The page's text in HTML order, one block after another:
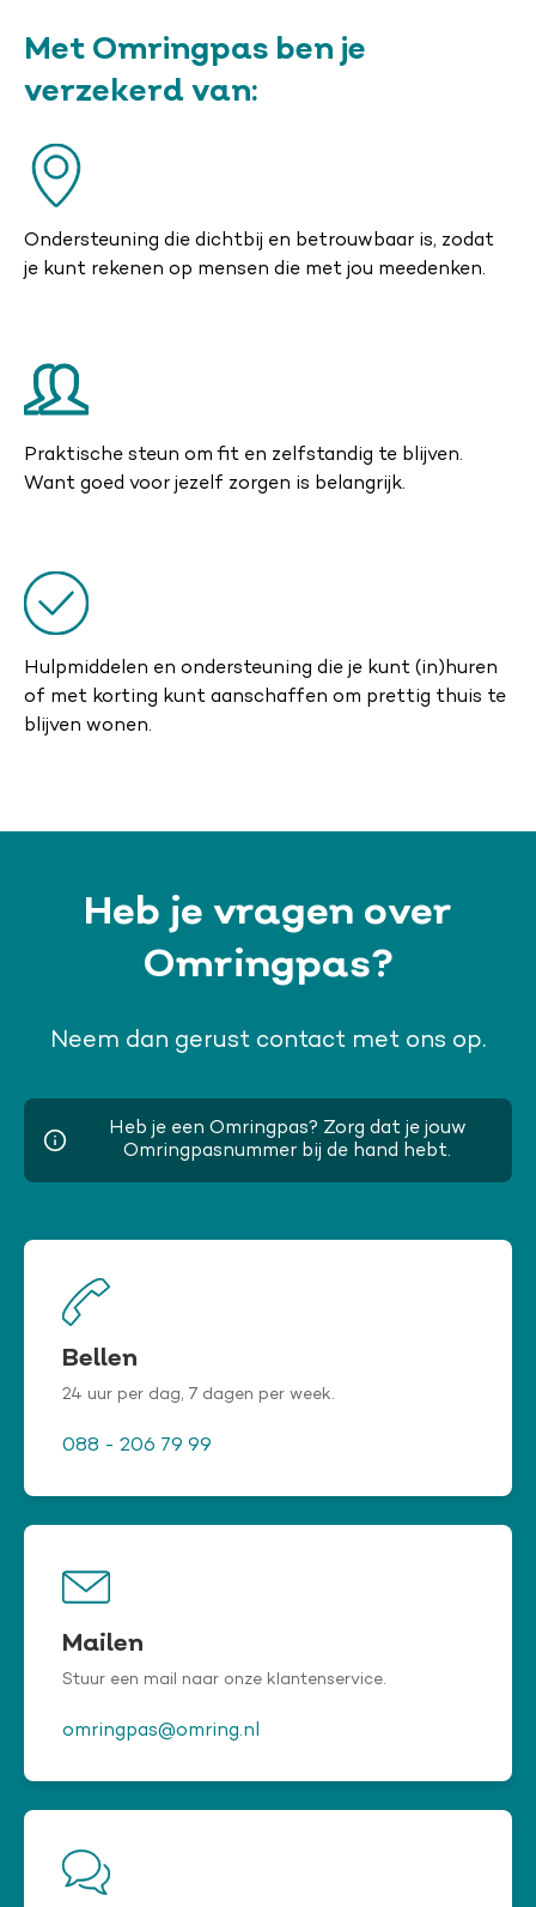
Met Omringpas ben je
verzekerd van:
Ondersteuning die dichtbij en betrouwbaar is, zodat
je kunt rekenen op mensen die met jou meedenken.
Praktische steun om fit en zelfstandig te blijven.
Want goed voor jezelf zorgen is belangrijk.
Hulpmiddelen en ondersteuning die je kunt (in)huren
of met korting kunt aanschaffen om prettig thuis te
blijven wonen.
Heb je vragen over
Omringpas?
Neem dan gerust contact met ons op.
Heb je een Omringpas? Zorg dat je jouw
Omringpasnummer bij de hand hebt.
Bellen
24 uur per dag, 7 dagen per week.
088 - 206 79 99
Mailen
Stuur een mail naar onze klantenservice.
omringpas@omring.nl